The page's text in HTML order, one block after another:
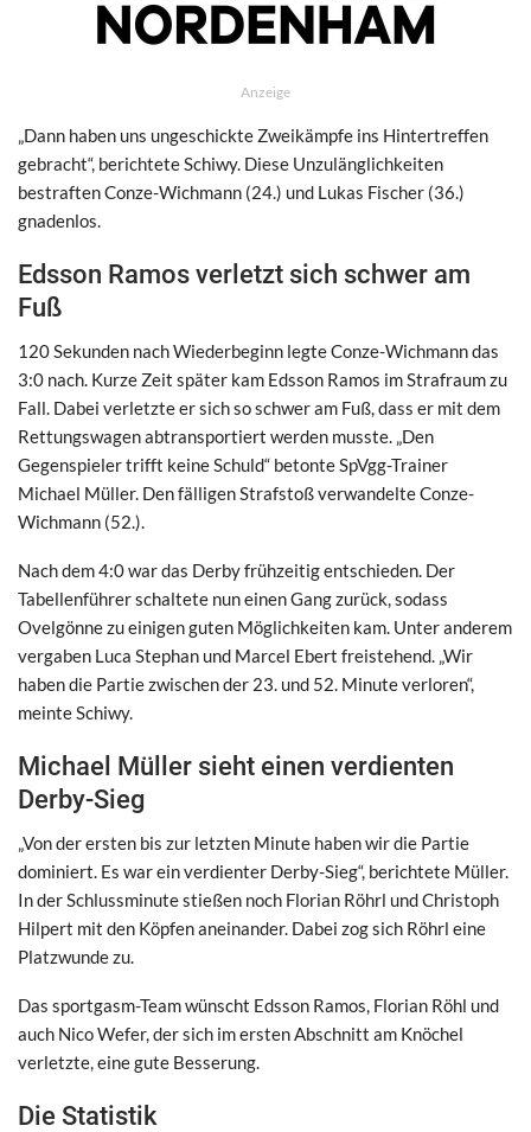
Anzeige
„Dann haben uns ungeschickte Zweikämpfe ins Hintertreffen
gebracht“, berichtete Schiwy. Diese Unzulänglichkeiten
bestraften Conze-Wichmann (24.) und Lukas Fischer (36.)
gnadenlos.
Edsson Ramos verletzt sich schwer am
Fuß
120 Sekunden nach Wiederbeginn legte Conze-Wichmann das
3:0 nach. Kurze Zeit später kam Edsson Ramos im Strafraum zu
Fall. Dabei verletzte er sich so schwer am Fuß, dass er mit dem
Rettungswagen abtransportiert werden musste. „Den
Gegenspieler trifft keine Schuld“ betonte SpVgg-Trainer
Michael Müller. Den fälligen Strafstoß verwandelte Conze-
Wichmann (52.).
Nach dem 4:0 war das Derby frühzeitig entschieden. Der
Tabellenführer schaltete nun einen Gang zurück, sodass
Ovelgönne zu einigen guten Möglichkeiten kam. Unter anderem
vergaben Luca Stephan und Marcel Ebert freistehend. „Wir
haben die Partie zwischen der 23. und 52. Minute verloren“,
meinte Schiwy.
Michael Müller sieht einen verdienten
Derby-Sieg
„Von der ersten bis zur letzten Minute haben wir die Partie
dominiert. Es war ein verdienter Derby-Sieg“, berichtete Müller.
In der Schlussminute stießen noch Florian Röhrl und Christoph
Hilpert mit den Köpfen aneinander. Dabei zog sich Röhrl eine
Platzwunde zu.
Das sportgasm-Team wünscht Edsson Ramos, Florian Röhl und
auch Nico Wefer, der sich im ersten Abschnitt am Knöchel
verletzte, eine gute Besserung.
Die Statistik